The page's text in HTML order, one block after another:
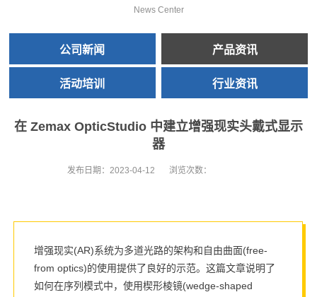
News Center
公司新闻 产品资讯
活动培训 行业资讯
在 Zemax OpticStudio 中建立增强现实头戴式显示
器
发布日期： 2023-04-12 浏览次数：
增强现实(AR)系统为多道光路的架构和自由曲面(free-
from optics)的使用提供了良好的示范。这篇文章说明了
如何在序列模式中，使用楔形棱镜(wedge-shaped